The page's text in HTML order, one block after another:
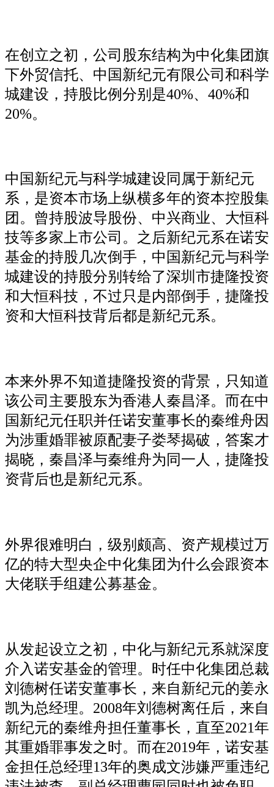
在创立之初，公司股东结构为中化集团旗
下外贸信托、中国新纪元有限公司和科学
城建设，持股比例分别是40%、40%和
20%。
中国新纪元与科学城建设同属于新纪元
系，是资本市场上纵横多年的资本控股集
团。曾持股波导股份、中兴商业、大恒科
技等多家上市公司。之后新纪元系在诺安
基金的持股几次倒手，中国新纪元与科学
城建设的持股分别转给了深圳市捷隆投资
和大恒科技，不过只是内部倒手，捷隆投
资和大恒科技背后都是新纪元系。
本来外界不知道捷隆投资的背景，只知道
该公司主要股东为香港人秦昌泽。而在中
国新纪元任职并任诺安董事长的秦维舟因
为涉重婚罪被原配妻子娄琴揭破，答案才
揭晓，秦昌泽与秦维舟为同一人，捷隆投
资背后也是新纪元系。
外界很难明白，级别颇高、资产规模过万
亿的特大型央企中化集团为什么会跟资本
大佬联手组建公募基金。
从发起设立之初，中化与新纪元系就深度
介入诺安基金的管理。时任中化集团总裁
刘德树任诺安董事长，来自新纪元的姜永
凯为总经理。2008年刘德树离任后，来自
新纪元的秦维舟担任董事长，直至2021年
其重婚罪事发之时。而在2019年，诺安基
金担任总经理13年的奥成文涉嫌严重违纪